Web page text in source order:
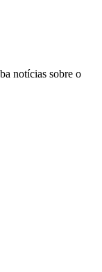
notícias sobre o